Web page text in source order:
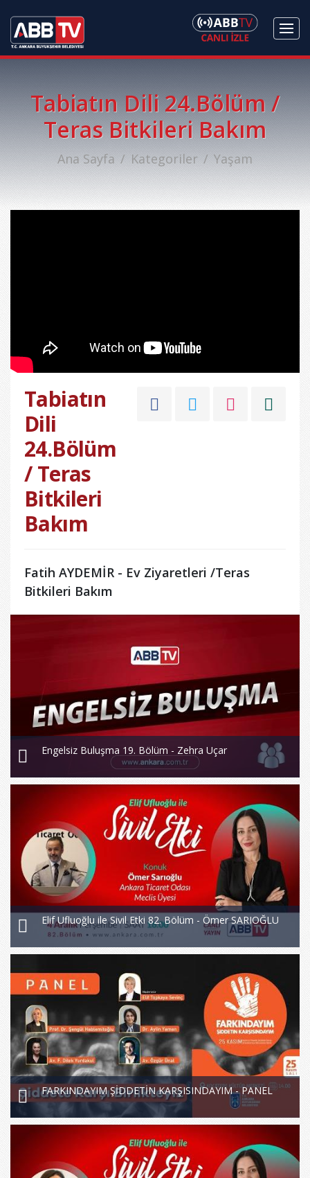
Tabiatın Dili 24.Bölüm /
Teras Bitkileri Bakım
Ana Sayfa Kategoriler Yaşam
Tabiatın
Dili
24.Bölüm
/ Teras
Bitkileri
Bakım
Fatih AYDEMİR - Ev Ziyaretleri /Teras
Bitkileri Bakım
Engelsiz Buluşma 19. Bölüm - Zehra Uçar
Elif Ufluoğlu ile Sivil Etki 82. Bölüm - Ömer SARIOĞLU
FARKINDAYIM ŞİDDETİN KARŞISINDAYIM - PANEL